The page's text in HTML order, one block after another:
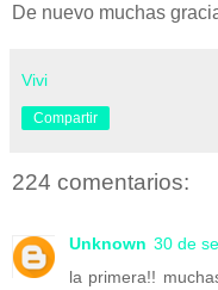
De nuevo muchas
Vivi
Compartir
224 comentarios:
Unknown 30 de
la primera!!